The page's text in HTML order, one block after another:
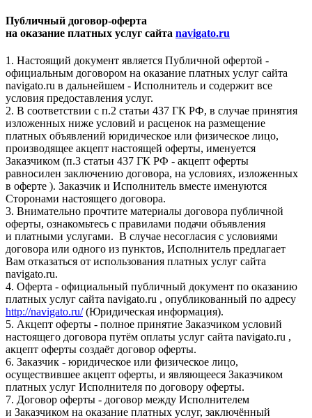
Публичный договор-оферта
на оказание платных услуг сайта navigato.ru
1. Настоящий документ является Публичной офертой -
официальным договором на оказание платных услуг сайта
navigato.ru в дальнейшем - Исполнитель и содержит все
условия предоставления услуг.
2. В соответствии с п.2 статьи 437 ГК РФ, в случае принятия
изложенных ниже условий и расценок на размещение
платных объявлений юридическое или физическое лицо,
производящее акцепт настоящей оферты, именуется
Заказчиком (п.3 статьи 437 ГК РФ - акцепт оферты
равносилен заключению договора, на условиях, изложенных
в оферте ). Заказчик и Исполнитель вместе именуются
Сторонами настоящего договора.
3. Внимательно прочтите материалы договора публичной
оферты, ознакомьтесь с правилами подачи объявления
и платными услугами. В случае несогласия с условиями
договора или одного из пунктов, Исполнитель предлагает
Вам отказаться от использования платных услуг сайта
navigato.ru.
4. Оферта - официальный публичный документ по оказанию
платных услуг сайта navigato.ru , опубликованный по адресу
http://navigato.ru/(Юридическая информация).
5. Акцепт оферты - полное принятие Заказчиком условий
настоящего договора путём оплаты услуг сайта navigato.ru ,
акцепт оферты создаёт договор оферты.
6. Заказчик - юридическое или физическое лицо,
осуществившее акцепт оферты, и являющееся Заказчиком
платных услуг Исполнителя по договору оферты.
7. Договор оферты - договор между Исполнителем
и Заказчиком на оказание платных услуг, заключённый